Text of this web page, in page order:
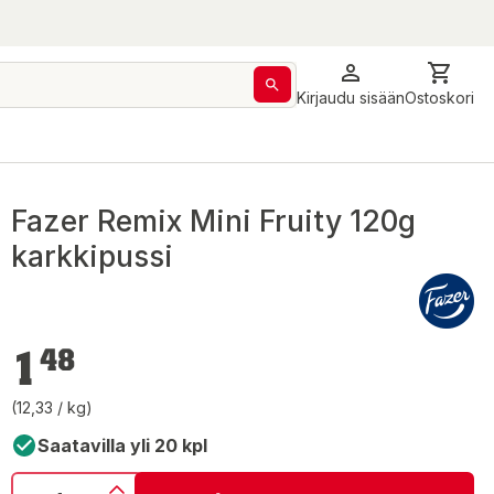
Kirjaudu sisäänOstoskori
Fazer Remix Mini Fruity 120g
karkkipussi
1,48 €
1 48
(12,33 / kg)
Saatavilla yli 20 kpl